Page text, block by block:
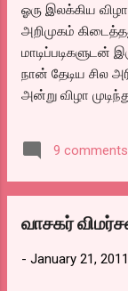
ஓரு இலக்கிய
அறிமுகம்
மாடிப்படிகளுடன்
நான் தேடிய சில
அன்று விழா
ட்ரீயும்.. ரெண்டு
குடிப்பழக்கம்
இருக்கின்றது
‘சுதேசமித்ரனின்
9 comments
வாசகர்
- January 21, 2011